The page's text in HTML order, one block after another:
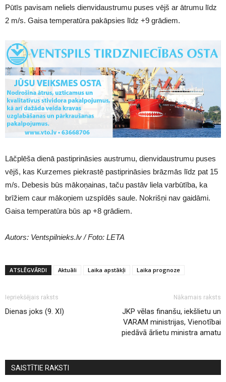
Pūtīs pavisam neliels dienvidaustrumu puses vējš ar ātrumu līdz
2 m/s. Gaisa temperatūra pakāpsies līdz +9 grādiem.
Lāčplēša dienā pastiprināsies austrumu, dienvidaustrumu puses
vējš, kas Kurzemes piekrastē pastiprināsies brāzmās līdz pat 15
m/s. Debesis būs mākoņainas, taču pastāv liela varbūtība, ka
brīžiem caur mākoņiem uzspīdēs saule. Nokrišņi nav gaidāmi.
Gaisa temperatūra būs ap +8 grādiem.
Autors: Ventspilnieks.lv / Foto: LETA
ATSLĒGVĀRDI Aktuāli Laika apstākļi Laika prognoze
Iepriekšējais raksts
Dienas joks (9. XI)
Nākamais raksts
JKP vēlas finanšu, iekšlietu un
VARAM ministrijas, Vienotībai
piedāvā ārlietu ministra amatu
SAISTĪTIE RAKSTI